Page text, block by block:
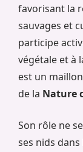
favorisant la
sauvages et
participe
végétale et à
est un
de la Nature
Son rôle ne
ses nids